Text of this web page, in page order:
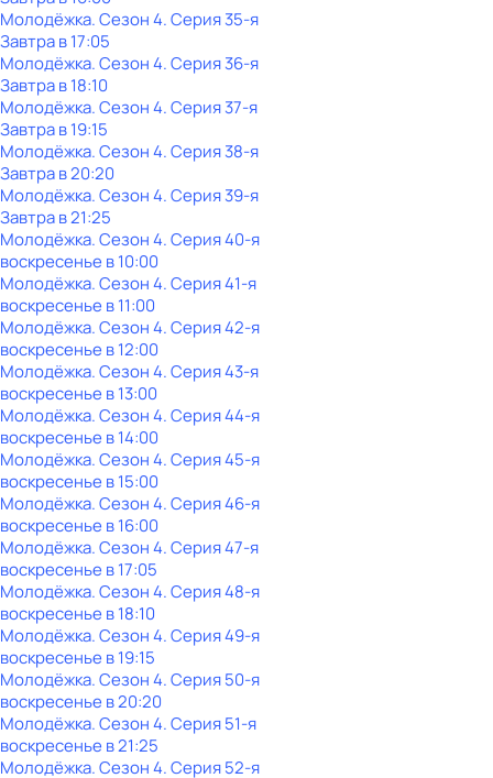
Молодёжка. Сезон 4. Серия 35-я
Завтра в 17:05
Молодёжка. Сезон 4. Серия 36-я
Завтра в 18:10
Молодёжка. Сезон 4. Серия 37-я
Завтра в 19:15
Молодёжка. Сезон 4. Серия 38-я
Завтра в 20:20
Молодёжка. Сезон 4. Серия 39-я
Завтра в 21:25
Молодёжка. Сезон 4. Серия 40-я
воскресенье в10:00
Молодёжка. Сезон 4. Серия 41-я
воскресенье в11:00
Молодёжка. Сезон 4. Серия 42-я
воскресенье в12:00
Молодёжка. Сезон 4. Серия 43-я
воскресенье в13:00
Молодёжка. Сезон 4. Серия 44-я
воскресенье в14:00
Молодёжка. Сезон 4. Серия 45-я
воскресенье в15:00
Молодёжка. Сезон 4. Серия 46-я
воскресенье в16:00
Молодёжка. Сезон 4. Серия 47-я
воскресенье в17:05
Молодёжка. Сезон 4. Серия 48-я
воскресенье в18:10
Молодёжка. Сезон 4. Серия 49-я
воскресенье в19:15
Молодёжка. Сезон 4. Серия 50-я
воскресенье в20:20
Молодёжка. Сезон 4. Серия 51-я
воскресенье в21:25
Молодёжка. Сезон 4. Серия 52-я